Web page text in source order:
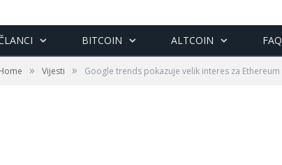
BITCOIN ALTCOIN FAQ
» Vijesti » Google trends pokazuje velik interes za Ethereum